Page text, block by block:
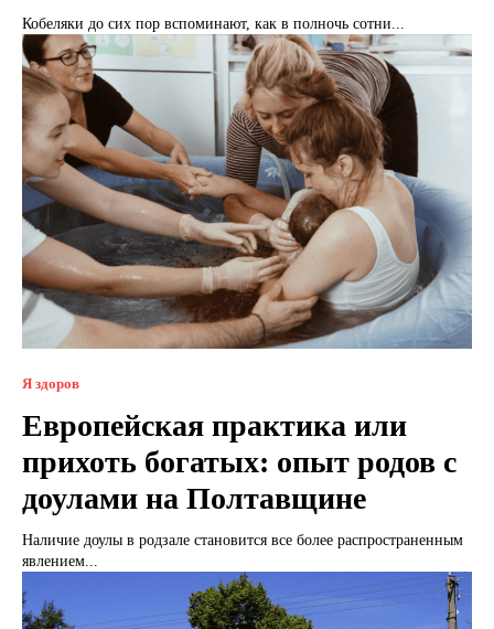
Кобеляки до сих пор вспоминают, как в полночь сотни...
Я здоров
Европейская практика или
прихоть богатых: опыт родов с
доулами на Полтавщине
Наличие доулы в родзале становится все более распространенным
явлением...